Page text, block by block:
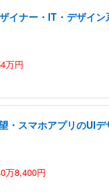
イナー・IT・デザイ
万円
・スマホアプリのUI
万8,400円